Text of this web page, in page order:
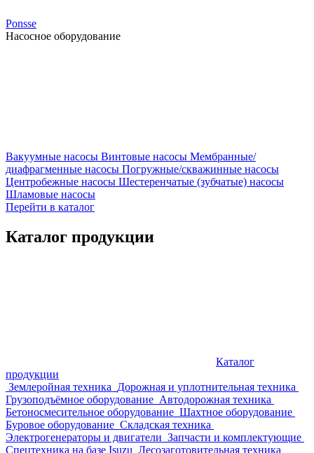
Ponsse
Насосное оборудование
Вакуумные насосы Винтовые насосы Мембранные/
диафрагменные насосы Погружные/скважинные насосы
Центробежные насосы Шестеренчатые (зубчатые) насосы
Шламовые насосы
Перейти в каталог
Каталог продукции
Каталог
продукции
Землеройная техника Дорожная и уплотнительная техника
Грузоподъёмное оборудование Автодорожная техника
Бетоносмесительное оборудование Шахтное оборудование
Буровое оборудование Складская техника
Электрогенераторы и двигатели Запчасти и комплектующие
Спецтехника на базе Isuzu Лесозаготовительная техника